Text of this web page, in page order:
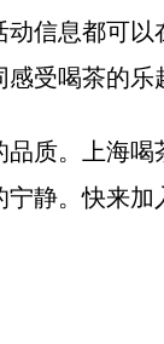
信息都可
感受喝茶的乐
质。上海
静。快来